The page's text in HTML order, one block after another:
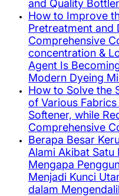
and Quality
How to Improve
Pretreatment and
Comprehensive
concentration &
Agent Is
Modern Dyeing
How to Solve the
of Various
Softener, while
Comprehensive
Berapa Besar
Alami Akibat Satu
Mengapa
Menjadi Kunci
dalam